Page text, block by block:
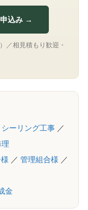
込み →
／相見積もり歓迎・
シーリング工事／
／ 管理組合様 ／
金